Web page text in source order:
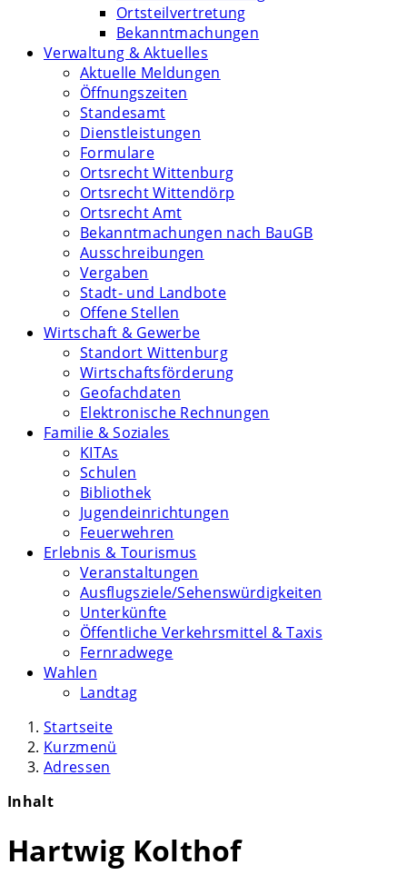
Ortsteilvertretung
Bekanntmachungen
Verwaltung & Aktuelles
Aktuelle Meldungen
Öffnungszeiten
Standesamt
Dienstleistungen
Formulare
Ortsrecht Wittenburg
Ortsrecht Wittendörp
Ortsrecht Amt
Bekanntmachungen nach BauGB
Ausschreibungen
Vergaben
Stadt- und Landbote
Offene Stellen
Wirtschaft & Gewerbe
Standort Wittenburg
Wirtschaftsförderung
Geofachdaten
Elektronische Rechnungen
Familie & Soziales
KITAs
Schulen
Bibliothek
Jugendeinrichtungen
Feuerwehren
Erlebnis & Tourismus
Veranstaltungen
Ausflugsziele/Sehenswürdigkeiten
Unterkünfte
Öffentliche Verkehrsmittel & Taxis
Fernradwege
Wahlen
Landtag
Startseite
Kurzmenü
Adressen
Inhalt
Hartwig Kolthof